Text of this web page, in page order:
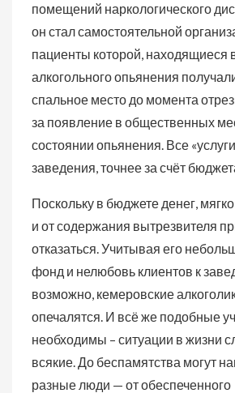
помещений наркологического
он стал самостоятельной
пациенты которой, находящиеся
алкогольного опьянения
спальное место до момента
за появление в общественных
состоянии опьянения. Все
заведения, точнее за счёт
Поскольку в бюджете денег, мягко
и от содержания вытрезвителя
отказаться. Учитывая его
фонд и нелюбовь клиентов к
возможно, кемеровские
опечалятся. И всё же подобные
необходимы – ситуации в жизни
всякие. До беспамятства могут
разные люди — от обеспеченного